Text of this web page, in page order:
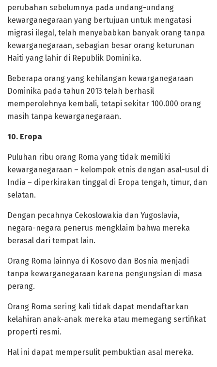
perubahan sebelumnya pada undang-undang
kewarganegaraan yang bertujuan untuk mengatasi
migrasi ilegal, telah menyebabkan banyak orang tanpa
kewarganegaraan, sebagian besar orang keturunan
Haiti yang lahir di Republik Dominika.
‎Beberapa orang yang kehilangan kewarganegaraan
Dominika pada tahun 2013 telah berhasil
memperolehnya kembali, tetapi sekitar 100.000 orang
masih tanpa kewarganegaraan.
‎10. Eropa
‎Puluhan ribu orang Roma yang tidak memiliki
kewarganegaraan – kelompok etnis dengan asal-usul di
India – diperkirakan tinggal di Eropa tengah, timur, dan
selatan.
Dengan pecahnya Cekoslowakia dan Yugoslavia,
negara-negara penerus mengklaim bahwa mereka
berasal dari tempat lain.
‎Orang Roma lainnya di Kosovo dan Bosnia menjadi
tanpa kewarganegaraan karena pengungsian di masa
perang.
‎Orang Roma sering kali tidak dapat mendaftarkan
kelahiran anak-anak mereka atau memegang sertifikat
properti resmi.
Hal ini dapat mempersulit pembuktian asal mereka.